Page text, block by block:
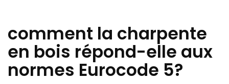
comment la charpente
en bois répond-elle aux
normes Eurocode 5?